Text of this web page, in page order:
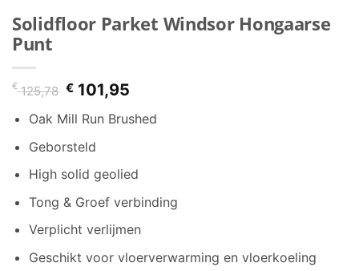
Solidfloor Parket Windsor Hongaarse
Punt
€125,78 Oorspronkelijke
was:
€ 125,78.
€101,95Huidige
is:
Oak Mill Run Brushed
Geborsteld
High solid geolied
Tong & Groef verbinding
Verplicht verlijmen
Geschikt voor vloerverwarming en vloerkoeling